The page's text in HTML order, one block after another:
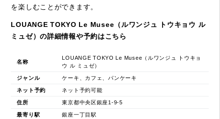
を楽しむことができます。
LOUANGE TOKYO Le Musee（ルワンジュ トウキョウ ル
ミュゼ）の詳細情報や予約はこちら
名称
LOUANGE TOKYO Le Musee（ルワンジュ トウキョ
ウ ル ミュゼ）
ジャンル ケーキ、カフェ、パンケーキ
ネット予約 ネット予約可能
住所 東京都中央区銀座1-9-5
最寄り駅 銀座一丁目駅